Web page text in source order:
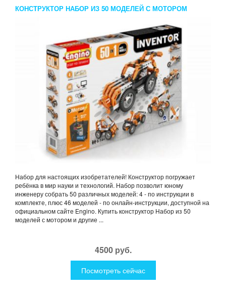
КОНСТРУКТОР НАБОР ИЗ 50 МОДЕЛЕЙ С МОТОРОМ
Набор для настоящих изобретателей! Конструктор погружает
ребёнка в мир науки и технологий. Набор позволит юному
инженеру собрать 50 различных моделей: 4 - по инструкции в
комплекте, плюс 46 моделей - по онлайн-инструкции, доступной на
официальном сайте Engino. Купить конструктор Набор из 50
моделей с мотором и другие ...
4500 руб.
Посмотреть сейчас